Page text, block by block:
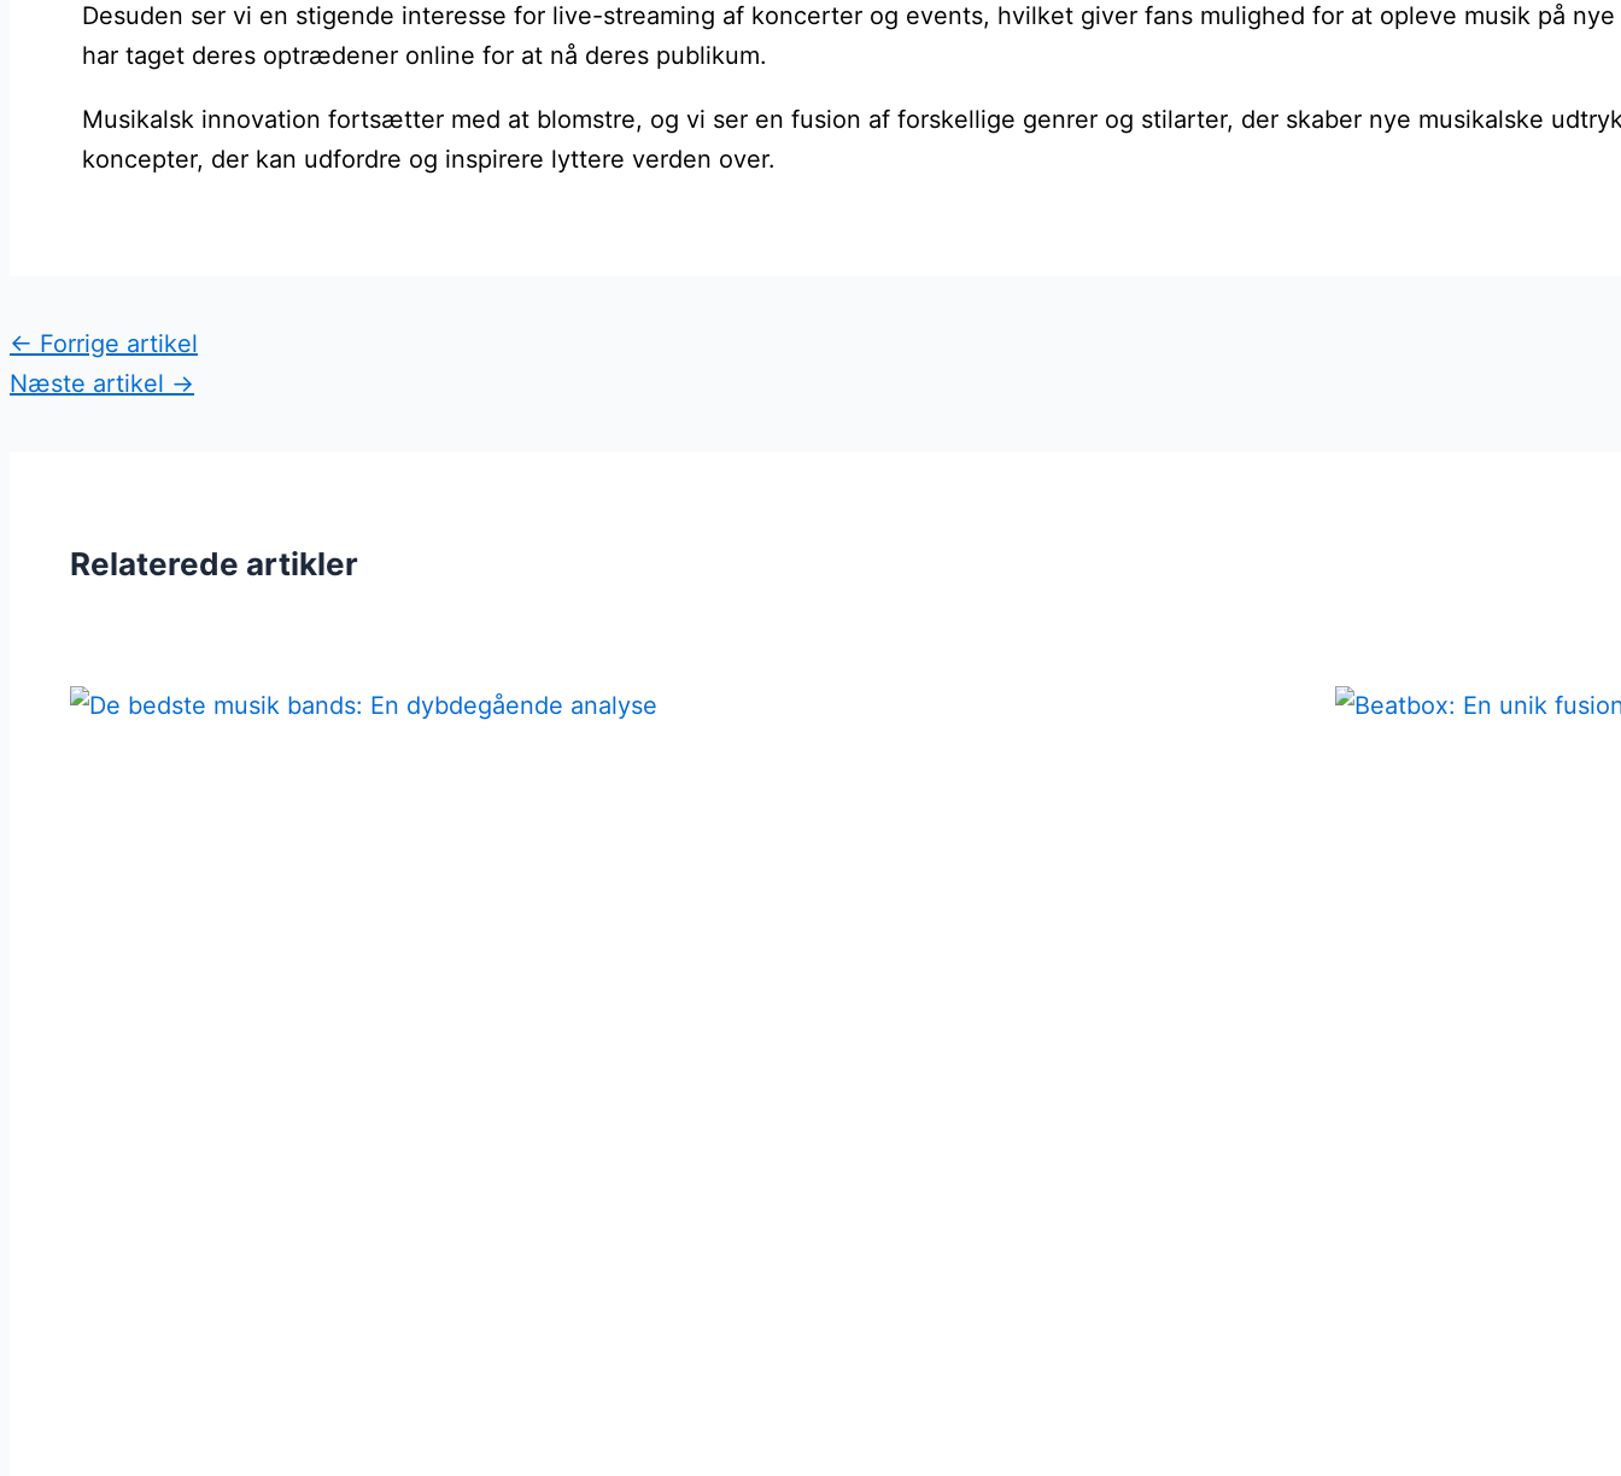
Desuden ser vi en stigende interesse for live-streaming af koncerter og events, hvilket giver fans mulighed for at opleve musik på
har taget deres optrædener online for at nå deres publikum.
Musikalsk innovation fortsætter med at blomstre, og vi ser en fusion af forskellige genrer og stilarter, der skaber nye musikalske
koncepter, der kan udfordre og inspirere lyttere verden over.
← Forrige artikel
Næste artikel →
Relaterede artikler